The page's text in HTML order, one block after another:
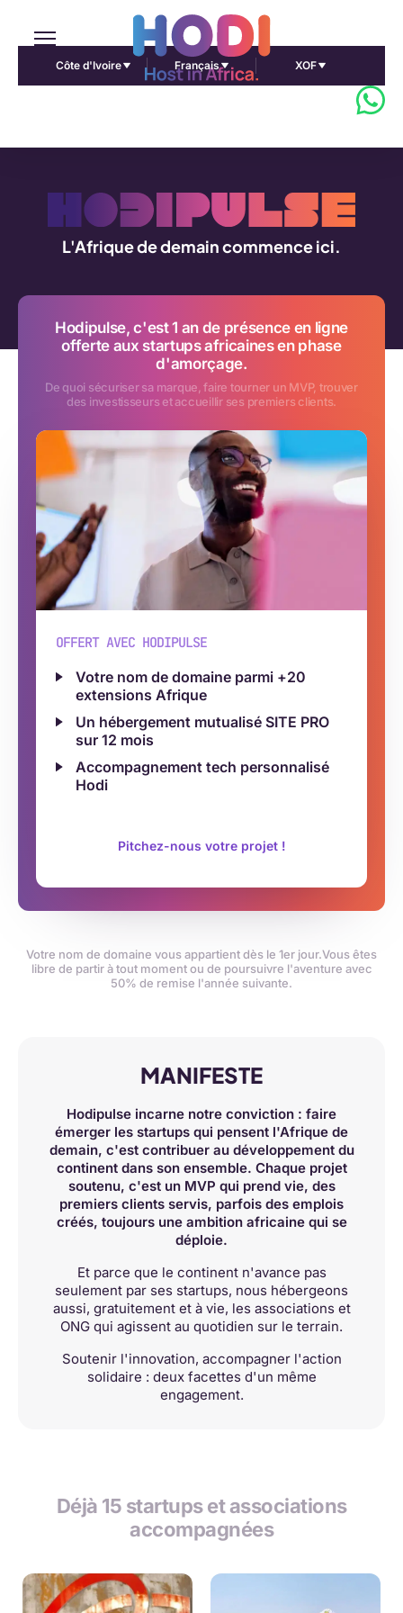
Côte d'Ivoire Français XOF
L'Afrique de demain commence ici.
Hodipulse, c'est 1 an de présence en ligne
offerte aux startups africaines en phase
d'amorçage.
De quoi sécuriser sa marque, faire tourner un MVP, trouver
des investisseurs et accueillir ses premiers clients.
OFFERT AVEC HODIPULSE
Votre nom de domaine parmi +20
extensions Afrique
Un hébergement mutualisé SITE PRO
sur 12 mois
Accompagnement tech personnalisé
Hodi
Pitchez-nous votre projet !
Votre nom de domaine vous appartient dès le 1er jour.Vous êtes
libre de partir à tout moment ou de poursuivre l'aventure avec
50% de remise l'année suivante.
MANIFESTE
Hodipulse incarne notre conviction : faire
émerger les startups qui pensent l'Afrique de
demain, c'est contribuer au développement du
continent dans son ensemble. Chaque projet
soutenu, c'est un MVP qui prend vie, des
premiers clients servis, parfois des emplois
créés, toujours une ambition africaine qui se
déploie.
Et parce que le continent n'avance pas
seulement par ses startups, nous hébergeons
aussi, gratuitement et à vie, les associations et
ONG qui agissent au quotidien sur le terrain.
Soutenir l'innovation, accompagner l'action
solidaire : deux facettes d'un même
engagement.
Déjà 15 startups et associations
accompagnées